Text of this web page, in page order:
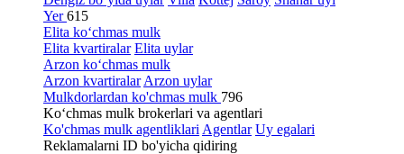
Yer615
Elita ko‘chmas mulk
Elita kvartiralar Elita uylar
Arzon ko‘chmas mulk
Arzon kvartiralar Arzon uylar
Mulkdorlardan ko'chmas mulk 796
Ko‘chmas mulk brokerlari va agentlari
Ko'chmas mulk agentliklari Agentlar Uy egalari
Reklamalarni ID bo'yicha qidiring